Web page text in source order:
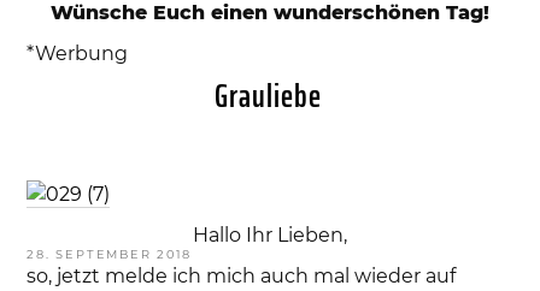
Wünsche Euch einen wunderschönen Tag!
*Werbung
VERÖFFENTLICHT
AM
28. SEPTEMBER 2018
Grauliebe
Hallo Ihr Lieben,
so, jetzt melde ich mich auch mal wieder auf